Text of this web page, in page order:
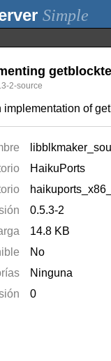
Simple
2-source
implementation of
HaikuPorts
0.5.3-2
14.8 KB
No
Ninguna
0